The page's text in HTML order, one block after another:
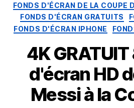
a
o
l
FONDS D'ÉCRAN DE LA COUPE
FONDS D'ÉCRAN GRATUITS
FONDS D'ÉCRAN IPHONE
4K
d'écran HD
Messi à la